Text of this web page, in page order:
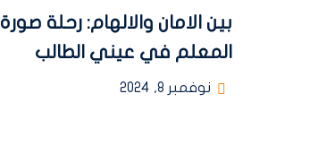
بين الامان والالهام: رحلة صورة
المعلم في عيني الطالب
نوفمبر 8, 2024